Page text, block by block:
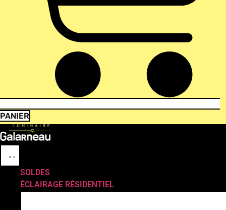
PANIER
SOLDES
ÉCLAIRAGE RÉSIDENTIEL